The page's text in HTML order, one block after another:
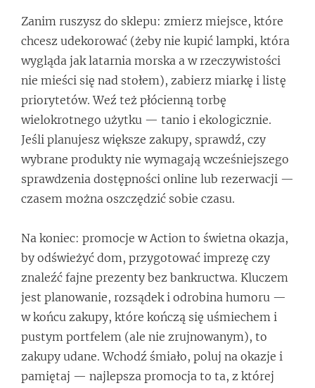
Zanim ruszysz do sklepu: zmierz miejsce, które
chcesz udekorować (żeby nie kupić lampki, która
wygląda jak latarnia morska a w rzeczywistości
nie mieści się nad stołem), zabierz miarkę i listę
priorytetów. Weź też płócienną torbę
wielokrotnego użytku — tanio i ekologicznie.
Jeśli planujesz większe zakupy, sprawdź, czy
wybrane produkty nie wymagają wcześniejszego
sprawdzenia dostępności online lub rezerwacji —
czasem można oszczędzić sobie czasu.
Na koniec: promocje w Action to świetna okazja,
by odświeżyć dom, przygotować imprezę czy
znaleźć fajne prezenty bez bankructwa. Kluczem
jest planowanie, rozsądek i odrobina humoru —
w końcu zakupy, które kończą się uśmiechem i
pustym portfelem (ale nie zrujnowanym), to
zakupy udane. Wchodź śmiało, poluj na okazje i
pamiętaj — najlepsza promocja to ta, z której